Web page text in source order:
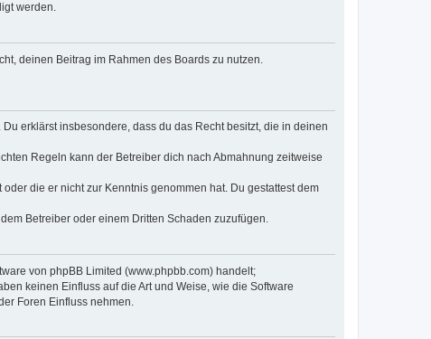
werden.
deinen Beitrag im Rahmen des Boards zu nutzen.
erklärst insbesondere, dass du das Recht besitzt, die in deinen
Regeln kann der Betreiber dich nach Abmahnung zeitweise
die er nicht zur Kenntnis genommen hat. Du gestattest dem
Betreiber oder einem Dritten Schaden zuzufügen.
von phpBB Limited (www.phpbb.com) handelt;
keinen Einfluss auf die Art und Weise, wie die Software
Foren Einfluss nehmen.